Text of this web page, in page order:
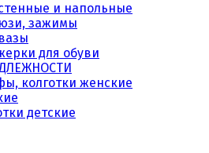
и напольные
зажимы
для обуви
колготки женские
детские